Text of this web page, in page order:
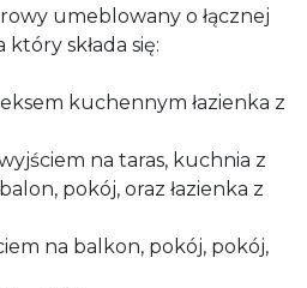
umeblowany o łącznej
składa się:
kuchennym łazienka z
na taras, kuchnia z
pokój, oraz łazienka z
na balkon, pokój, pokój,